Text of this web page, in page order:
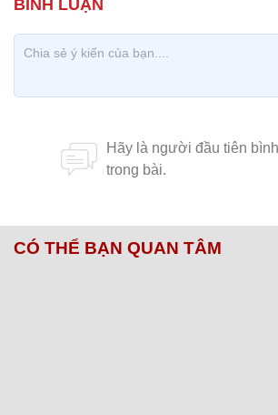
CÓ THỂ BẠN QUAN TÂM